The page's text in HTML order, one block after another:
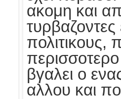
ακομη και
τυρβαζοντες
πολιτικους,
βγαλει ο
αλλου και